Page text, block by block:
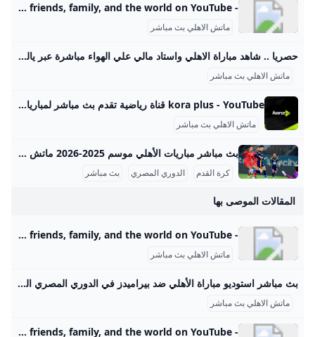
- YouTube Enjoy the videos and music you love, upload original content, and share it all with friends, family, and the world on YouTube.
ماتش الاهلي بث مباشر
حصريا .. شاهد مباراة الاهلي واستاد مالي علي الهواء مباشرة عبر ياللاكورة يلاكورة اعضاء وزوار Yallakora.com الكرام، يسعد الموقع ان يبلغكم بأنه حصل بشكل حصري علي حقوق بث ونقل لقائي الاهلي والزمالك في دوري ابطال افريقيا علي الهواء مباشرة. مباريات الغد 06:11 م 14/05/2012 حصريا .. شاهد مباراة الاهلي واستاد مالي علي الهواء مباشرة عبر ياللاكورة تابعنا على كتب - فريق عمل ياللاكورة:اعضاء وزوار Yallakora.com الكرام، يسعد الموقع ان يبلغكم بأنه حصل بشكل حصري علي حقوق بث ونقل لقاء الأهلي واستاد مالي في دوري ابطال افريقيا علي الهواء مباشرة.
ماتش الاهلي بث مباشر
kora plus - YouTube قناة رياضية تقدم بث مباشر لمباريات الدوري وكأس مصر.. ومتابعة الأخبار الحصرية.. وبرامج متنوعة
ماتش الاهلي بث مباشر
بث مباشر مباريات الأهلي موسم 2025-2026 ماتش الأهلي بث مباشر هو حدث رياضي أساسي لعشاق كرة القدم في مصر والوطن العربي، حيث يحظى الفريق الجماهيري الكبير بتغطية إعلامية واهتمام واسع، خصوصًا في موسم 2025-2026 من الدوري المصري الممتاز. تتسم مباريات الأهلي هذا الموسم بالتنافسية والجدية بعد بداية متذبذبة كما يظهر من وضعيته الحالية في جدول الترتيب، حيث يسعى الفريق لاستعادة مستواه المتميز. مواعيد مباريات الأهلي تفصيليًا وفقًا لجدول مباريات الأهلي المعتمد من رابطة الأندية المصرية المحترفة، كان آخر لقاء جماهيري للأهلي في الدوري يوم 14 سبتمبر 2025 ضد إنبي على ملعب المقاولون العرب، في مباراة أقيمت ضمن الجولة السادسة.
كرة القدم الدوري المصري بث مباشر
المقالات الموصى بها
- YouTube Enjoy the videos and music you love, upload original content, and share it all with friends, family, and the world on YouTube.
ماتش الاهلي بث مباشر
بث مباشر استوديو مباراة الأهلي ضد بيراميدز في الدوري المصري المصري اليوم بث مباشر مباراة الأهلي وبيراميدز اليوم السبت، وكذلك مشاهدة مباراة الأهلي ضد بيراميدز بث مباشر، يبحث عنها الكثير من الجماهير، من أجل مشاهدة مباراة الأهلي اليوم أمام بيراميدز ضمن منافسات بطولة الدوري… كيفية مشاهدة مباراة الأهلي وبيراميدز اليوم بث مباشر السبت 30-08-2025 18:57 | كتب: أحمد عبدالله | مباراة الأهلي و بيراميدز في الدوري الممتاز - صورة أرشيفية تصوير : محمد شكري الجرنوسي بث مباشر مباراة الأهلي وبيراميدز اليوم السبت، وكذلك مشاهدة مباراة الأهلي ضد بيراميدز بث مباشر، يبحث عنها الكثير من الجماهير، من أجل مشاهدة مباراة الأهلي اليوم أمام بيراميدز ضمن منافسات بطولة الدوري المصري.
ماتش الاهلي بث مباشر
- YouTube Enjoy the videos and music you love, upload original content, and share it all with friends, family, and the world on YouTube.